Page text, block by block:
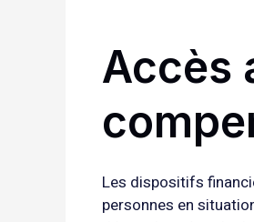
Accès
Les dispositifs
personnes en